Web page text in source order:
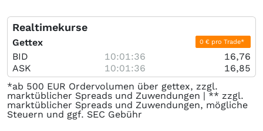
Realtimekurse
Gettex 0 € pro Trade*
BID 10:01:36
16,76
ASK
10:01:36
16,85
*ab 500 EUR Ordervolumen über gettex, zzgl.
marktüblicher Spreads und Zuwendungen | ** zzgl.
marktüblicher Spreads und Zuwendungen, mögliche
Steuern und ggf. SEC Gebühr